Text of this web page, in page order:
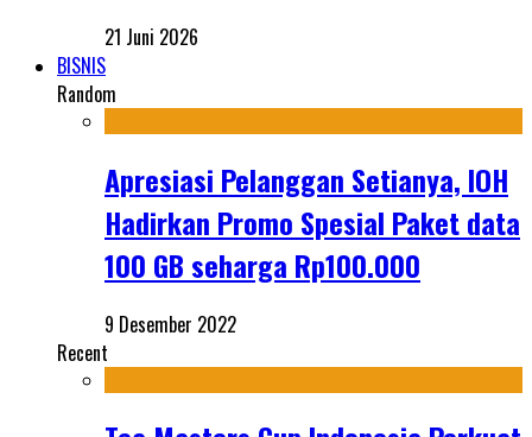
21 Juni 2026
BISNIS
Random
Apresiasi Pelanggan Setianya, IOH
Hadirkan Promo Spesial Paket data
100 GB seharga Rp100.000
9 Desember 2022
Recent